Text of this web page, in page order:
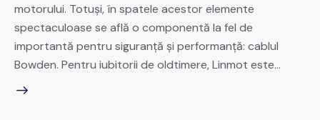
motorului. Totuși, în spatele acestor elemente
spectaculoase se află o componentă la fel de
importantă pentru siguranță și performanță: cablul
Bowden. Pentru iubitorii de oldtimere, Linmot este…